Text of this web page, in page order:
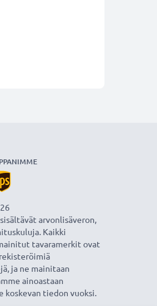
arvonlisäveron,
Kaikki
tavaramerkit ovat
ja ne mainitaan
ainoastaan
tiedon vuoksi.